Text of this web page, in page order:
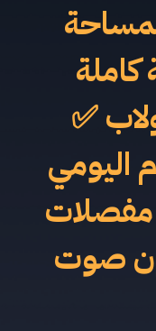
كاملة
✅
اليومي
صوت